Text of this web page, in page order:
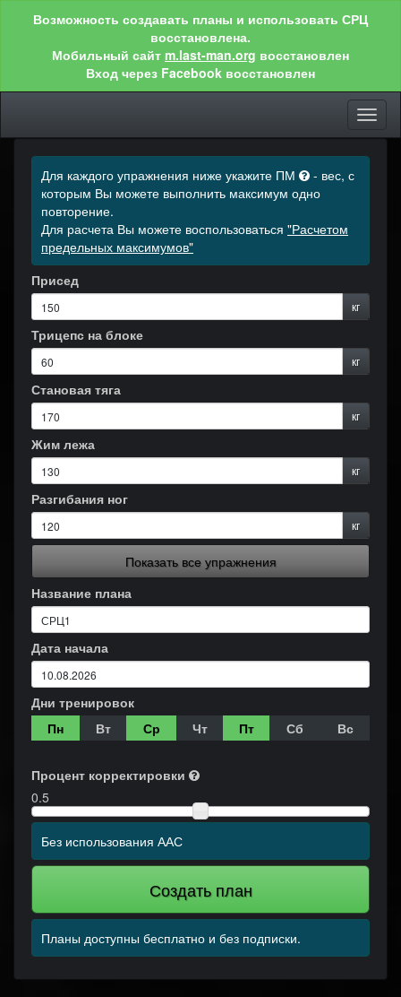
Возможность создавать планы и использовать СРЦ
восстановлена.
Мобильный сайт m.last-man.org восстановлен
Вход через Facebook восстановлен
Для каждого упражнения ниже укажите ПМ
- вес, с
которым Вы можете выполнить максимум одно
повторение.
Для расчета Вы можете воспользоваться "Расчетом
предельных максимумов"
Присед
кг
Трицепс на блоке
кг
Становая тяга
кг
Жим лежа
кг
Разгибания ног
кг
Показать все упражнения
Название плана
Дата начала
Дни тренировок
Пн
Вт Ср Чт Пт Сб Вс
Процент корректировки
0.5
Без использования ААС
Создать план
Планы доступны бесплатно и без подписки.